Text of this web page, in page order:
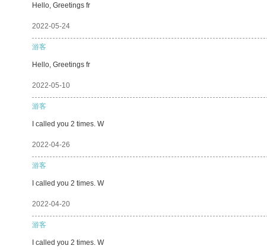
Hello, Greetings fr
2022-05-24
游客
Hello, Greetings fr
2022-05-10
游客
I called you 2 times. W
2022-04-26
游客
I called you 2 times. W
2022-04-20
游客
I called you 2 times. W